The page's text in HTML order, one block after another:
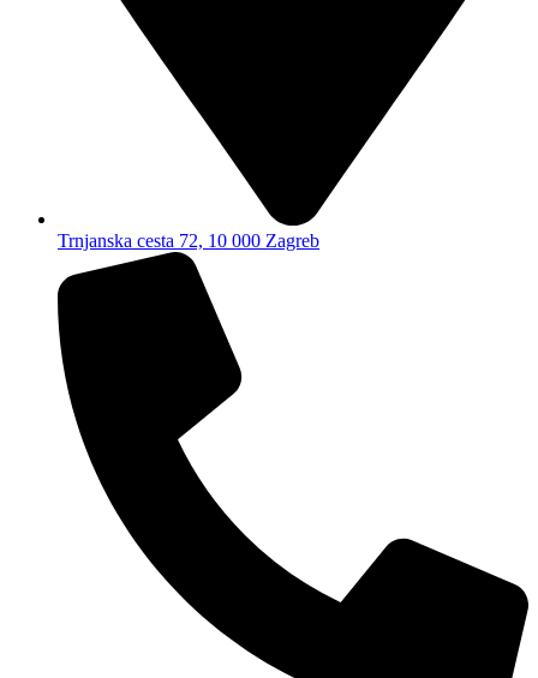
Trnjanska cesta 72, 10 000 Zagreb